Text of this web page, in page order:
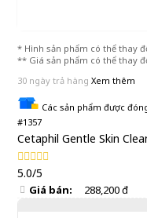
* Hình sản phẩm có thể thay
** Giá sản phẩm có thể thay
30 ngày trả hàng Xem thêm
Các sản phẩm được
#1357
Cetaphil Gentle Skin
5.0/5
Giá bán: 288,200 đ